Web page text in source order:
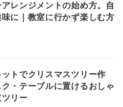
レンジメントの始め方。自
に｜教室に行かず楽しむ方
トでクリスマスツリー作
ク・テーブルに置けるおしゃ
リー